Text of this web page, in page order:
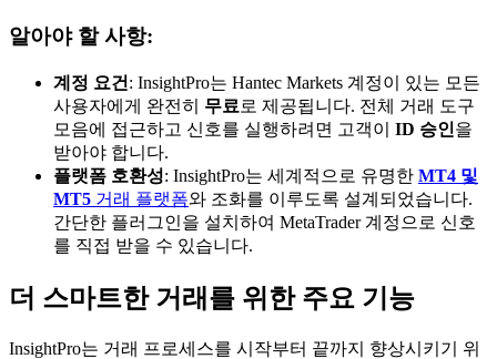
알아야 할 사항:
계정 요건 : InsightPro는 Hantec Markets 계정이 있는 모든
사용자에게 완전히 무료 로 제공됩니다. 전체 거래 도구
모음에 접근하고 신호를 실행하려면 고객이 ID 승인을
받아야 합니다.
플랫폼 호환성: InsightPro는 세계적으로 유명한 MT4 및
MT5 거래 플랫폼와 조화를 이루도록 설계되었습니다.
간단한 플러그인을 설치하여 MetaTrader 계정으로 신호
를 직접 받을 수 있습니다.
더 스마트한 거래를 위한 주요 기능
InsightPro는 거래 프로세스를 시작부터 끝까지 향상시키기 위